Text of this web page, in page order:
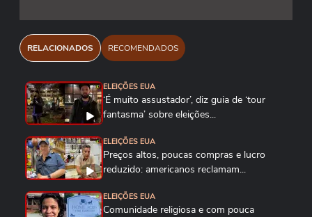
Reprodução/ Joe Biden/ YouTube
RELACIONADOS RECOMENDADOS
ELEIÇÕES EUA
‘É muito assustador’, diz guia de ‘tour
fantasma’ sobre eleições...
ELEIÇÕES EUA
Preços altos, poucas compras e lucro
reduzido: americanos reclamam...
ELEIÇÕES EUA
Comunidade religiosa e com pouca